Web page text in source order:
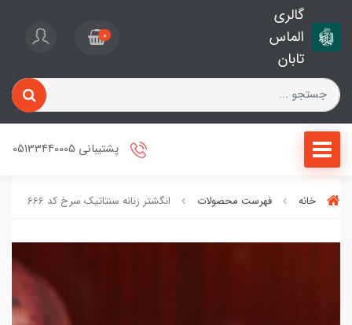
گالری
الماس
تابان
0
پشتیبانی 05133440005
خانه فهرست محصولات انگشتر زنانه سنتاتیک سرخ کد 666